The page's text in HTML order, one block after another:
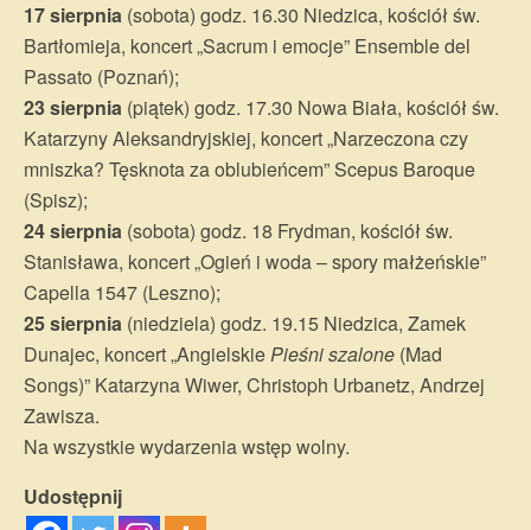
17 sierpnia (sobota) godz. 16.30 Niedzica, kościół św.
Bartłomieja, koncert „Sacrum i emocje” Ensemble del
Passato (Poznań);
23 sierpnia (piątek) godz. 17.30 Nowa Biała, kościół św.
Katarzyny Aleksandryjskiej, koncert „Narzeczona czy
mniszka? Tęsknota za oblubieńcem” Scepus Baroque
(Spisz);
24 sierpnia (sobota) godz. 18 Frydman, kościół św.
Stanisława, koncert „Ogień i woda – spory małżeńskie”
Capella 1547 (Leszno);
25 sierpnia (niedziela) godz. 19.15 Niedzica, Zamek
Dunajec, koncert „AngielskiePieśni szalone (Mad
Songs)” Katarzyna Wiwer, Christoph Urbanetz, Andrzej
Zawisza.
Na wszystkie wydarzenia wstęp wolny.
Udostępnij